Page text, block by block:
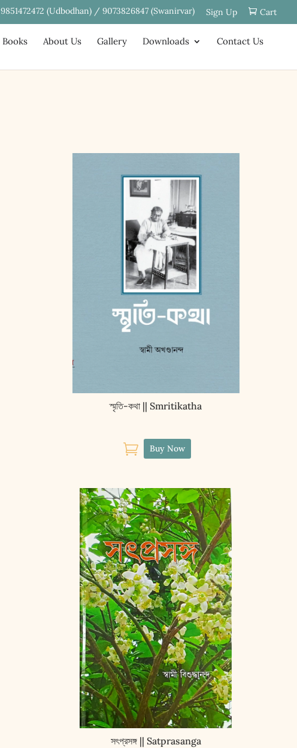
9851472472 (Udbodhan) / 9073826847 (Swanirvar) Sign Up Cart
Books About Us Gallery Downloads Contact Us
স্মৃতি-কথা || Smritikatha
 Buy Now
সৎপ্রসঙ্গ || Satprasanga